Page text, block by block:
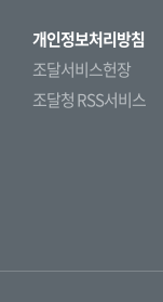
개인정보처리방침
조달서비스헌장
조달청 RSS서비스